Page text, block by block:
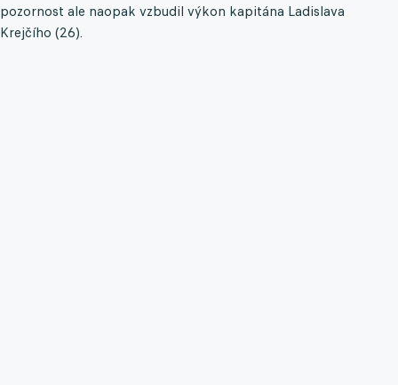
pozornost ale naopak vzbudil výkon kapitána Ladislava
Krejčího (26).